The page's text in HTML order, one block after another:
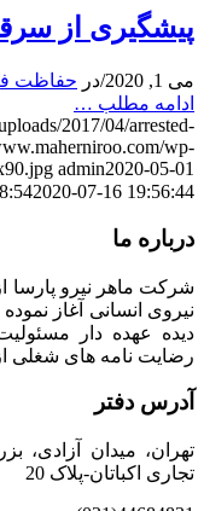
پیشگیری از
می 1, 2020 /در حفاظت
ادامه مطلب …
2017/04/arrested-
wp-
admin2020-05-01
2020-07-16 19:56:44
درباره ما
نیروی انسانی آغاز
دیده عهده دار
رضایت نامه های شغلی
آدرس دفتر
تهران، میدان آزادی،
تجاری اکباتان-پلاک 20